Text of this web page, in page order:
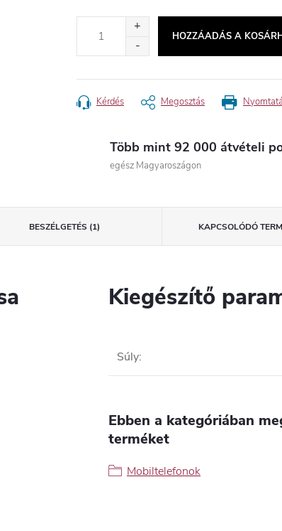
HOZZÁADÁS A
Kérdés Megosztás
Több mint 92 000 átvételi
egész Magyaroszágon
BESZÉLGETÉS (1) KAPCSOLÓDÓ
Kiegészítő
Súly:
Ebben a kategóriában
terméket
Mobiltelefonok